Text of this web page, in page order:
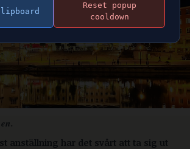
anställning har det svårt att ta sig ut
Reset popup
cooldown